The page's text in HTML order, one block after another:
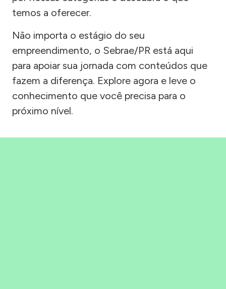
temos a oferecer.
Não importa o estágio do seu
empreendimento, o Sebrae/PR está aqui
para apoiar sua jornada com conteúdos que
fazem a diferença. Explore agora e leve o
conhecimento que você precisa para o
próximo nível.